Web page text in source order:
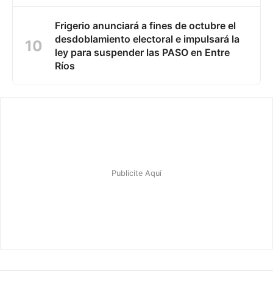
Frigerio anunciará a fines de octubre el
desdoblamiento electoral e impulsará la
ley para suspender las PASO en Entre
Ríos